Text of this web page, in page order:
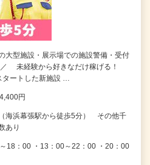
大型施設・展示場での施設警備・受付
未経験から好きなだけ稼げる！
ートした新施設 …
円
海浜幕張駅から徒歩5分） その他千
あり
18：00 ・13：00～22：00 ・20：00